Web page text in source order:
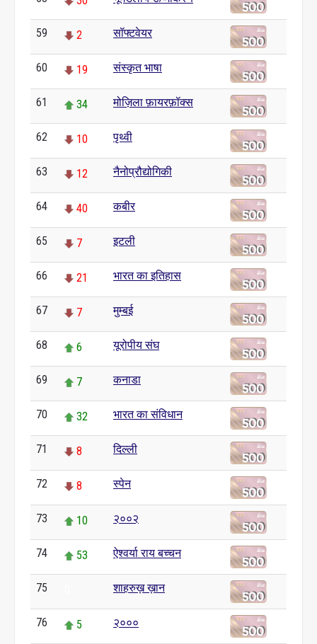
59 2 सॉफ्टवेयर
60 19 संस्कृत भाषा
61 34 मोज़िला फ़ायरफ़ॉक्स
62 10 पृथ्वी
63 12 नैनोप्रौद्योगिकी
64 40 कबीर
65 7 इटली
66 21 भारत का इतिहास
67 7 मुम्बई
68 6 यूरोपीय संघ
69 7 कनाडा
70 32 भारत का संविधान
71 8 दिल्ली
72 8 स्पेन
73 10 २००२
74 53 ऐश्वर्या राय बच्चन
75 शाहरुख़ ख़ान
76 5 २०००